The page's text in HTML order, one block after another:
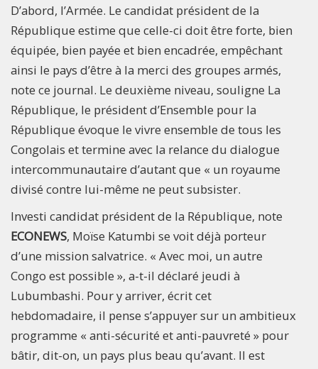
D’abord, l’Armée. Le candidat président de la
République estime que celle-ci doit être forte, bien
équipée, bien payée et bien encadrée, empêchant
ainsi le pays d’être à la merci des groupes armés,
note ce journal. Le deuxième niveau, souligne La
République, le président d’Ensemble pour la
République évoque le vivre ensemble de tous les
Congolais et termine avec la relance du dialogue
intercommunautaire d’autant que « un royaume
divisé contre lui-même ne peut subsister.
Investi candidat président de la République, note
ECONEWS, Moïse Katumbi se voit déjà porteur
d’une mission salvatrice. « Avec moi, un autre
Congo est possible », a-t-il déclaré jeudi à
Lubumbashi. Pour y arriver, écrit cet
hebdomadaire, il pense s’appuyer sur un ambitieux
programme « anti-sécurité et anti-pauvreté » pour
bâtir, dit-on, un pays plus beau qu’avant. Il est